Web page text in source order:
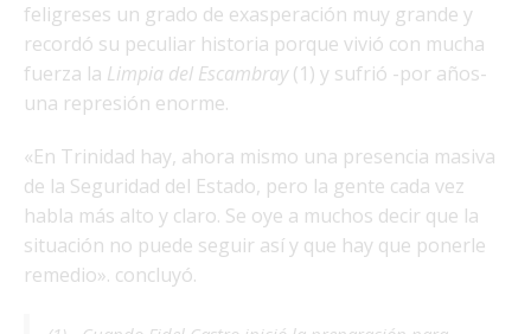
feligreses un grado de exasperación muy grande y
recordó su peculiar historia porque vivió con mucha
fuerza la Limpia del Escambray(1) y sufrió -por años-
una represión enorme.
«En Trinidad hay, ahora mismo una presencia masiva
de la Seguridad del Estado, pero la gente cada vez
habla más alto y claro. Se oye a muchos decir que la
situación no puede seguir así y que hay que ponerle
remedio». concluyó.